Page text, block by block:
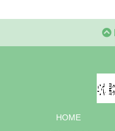
HOME